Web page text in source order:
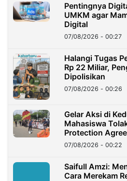
Pentingnya
UMKM agar
Digital
07/08/2026 - 00:27
Halangi Tugas
Rp 22 Miliar,
Dipolisikan
07/08/2026 - 00:26
Gelar Aksi di
Mahasiswa
Protection
Kedaulatan
07/08/2026 - 00:22
Saifull Amzi:
Cara Merekam